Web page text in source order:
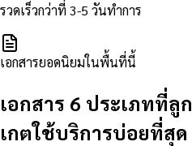
รวดเร็วกว่าที่ 3-5 วันทำการ
เอกสารยอดนิยมในพื้นที่นี้
เอกสาร 6 ประเภทที่ลู
เกตใช้บริการบ่อยที่สุด